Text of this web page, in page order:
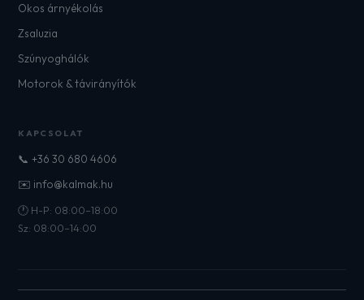
Okos árnyékolás
Zsaluzia
Szúnyoghálók
Motorok & távirányítók
KAPCSOLAT
📞 +36 30 680 4606
✉️ info@kalmak.hu
🕐 H-P: 08:00–18:00
Sz: 08:00–14:00